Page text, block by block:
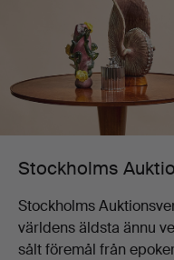
Auktionsverk
Malmö
Stockholms
Stockholms
världens äldsta ännu
sålt föremål från